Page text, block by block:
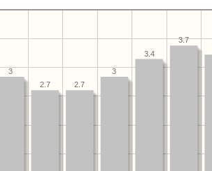
3.7
3.4
3
2.7
2.7
3